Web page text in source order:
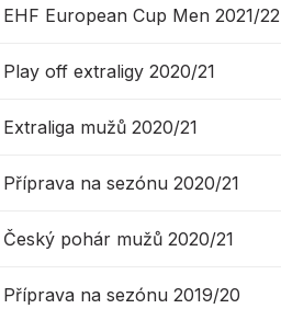
EHF European Cup Men 2021/22
Play off extraligy 2020/21
Extraliga mužů 2020/21
Příprava na sezónu 2020/21
Český pohár mužů 2020/21
Příprava na sezónu 2019/20